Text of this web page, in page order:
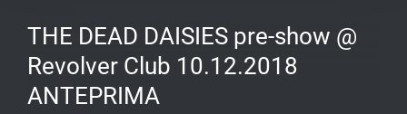
THE DEAD DAISIES pre-show @
Revolver Club 10.12.2018
ANTEPRIMA